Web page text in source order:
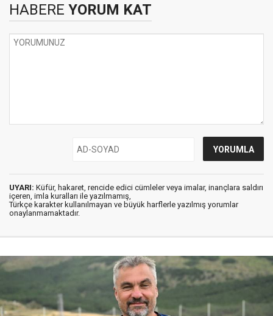
HABERE YORUM KAT
UYARI: Küfür, hakaret, rencide edici cümleler veya imalar, inançlara saldırı
içeren, imla kuralları ile yazılmamış,
Türkçe karakter kullanılmayan ve büyük harflerle yazılmış yorumlar
onaylanmamaktadır.